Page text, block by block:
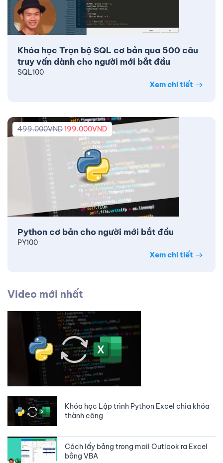
Khóa học Trọn bộ SQL cơ bản qua 500 câu
truy vấn dành cho người mới bắt đầu
SQL100
Xem chi tiết
Python cơ bản cho người mới bắt đầu
499.000VND199.000VND
PY100
Xem chi tiết
Video mới nhất
Khóa học Lập trình Python Excel chìa khóa
thành công
Cách lấy bảng trong mail Outlook ra Excel
bằng VBA